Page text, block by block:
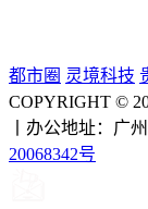
都市圈 灵境科技
COPYRIGHT ©
丨办公地址：广
20068342号